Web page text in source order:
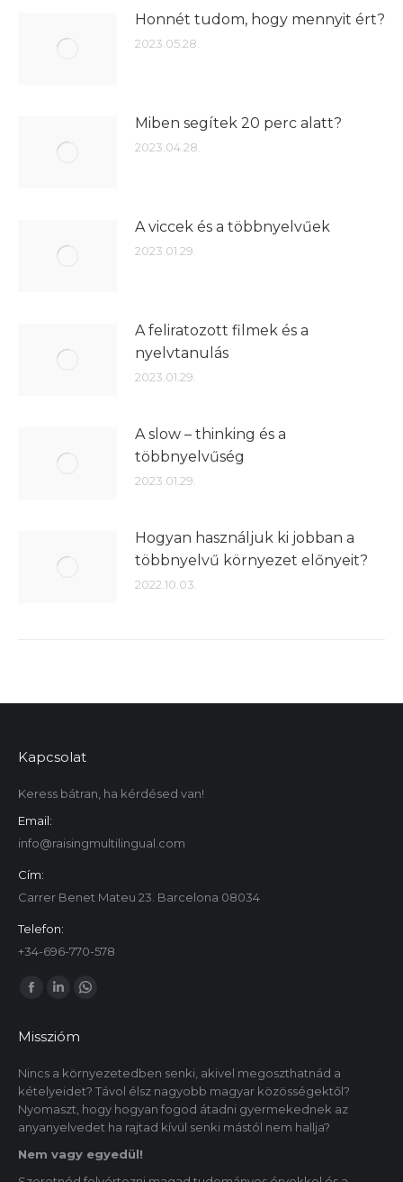
Honnét tudom, hogy mennyit ért?
2023.05.28.
Miben segítek 20 perc alatt?
2023.04.28.
A viccek és a többnyelvűek
2023.01.29.
A feliratozott filmek és a
nyelvtanulás
2023.01.29.
A slow – thinking és a
többnyelvűség
2023.01.29.
Hogyan használjuk ki jobban a
többnyelvű környezet előnyeit?
2022.10.03.
Kapcsolat
Keress bátran, ha kérdésed van!
Email:
info@raisingmultilingual.com
Cím:
Carrer Benet Mateu 23. Barcelona 08034
Telefon:
+34-696-770-578
Itt is megtalálsz minket:
Facebook
új
ablakban
nyílik
meg.
Linkedin
új
ablakban
nyílik
meg.
Whatsapp
ablakban
nyílik
meg.
Misszióm
Nincs a környezetedben senki, akivel megoszthatnád a
kételyeidet? Távol élsz nagyobb magyar közösségektől?
Nyomaszt, hogy hogyan fogod átadni gyermekednek az
anyanyelvedet ha rajtad kívül senki mástól nem hallja?
Nem vagy egyedül!